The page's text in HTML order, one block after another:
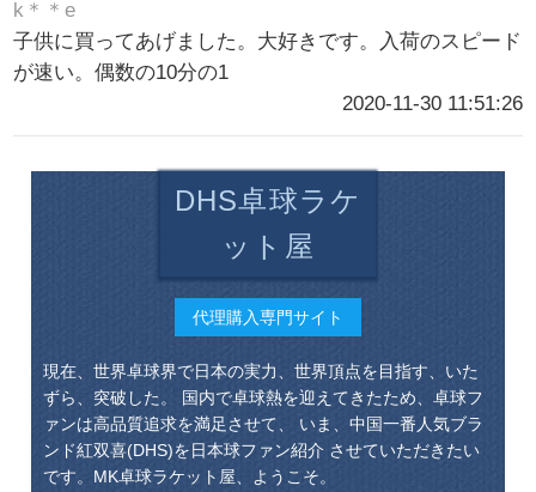
k＊＊e
子供に買ってあげました。大好きです。入荷のスピード
が速い。偶数の10分の1
2020-11-30 11:51:26
DHS卓球ラケ
ット屋
代理購入専門サイト
現在、世界卓球界で日本の実力、世界頂点を目指す、いた
ずら、突破した。 国内で卓球熱を迎えてきたため、卓球フ
ァンは高品質追求を満足させて、 いま、中国一番人気ブラ
ンド紅双喜(DHS)を日本球ファン紹介 させていただきたい
です。MK卓球ラケット屋、ようこそ。